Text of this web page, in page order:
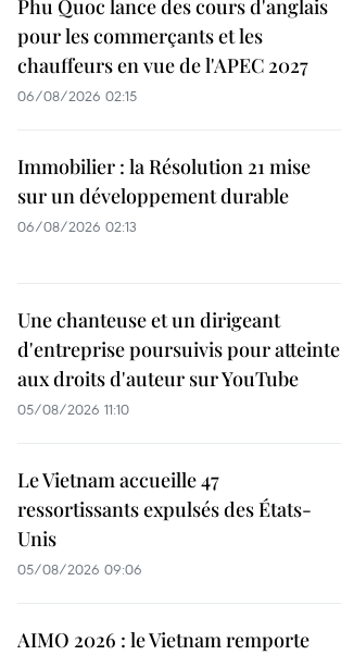
Phu Quoc lance des cours d'anglais
pour les commerçants et les
chauffeurs en vue de l'APEC 2027
06/08/2026 02:15
Immobilier : la Résolution 21 mise
sur un développement durable
06/08/2026 02:13
Une chanteuse et un dirigeant
d'entreprise poursuivis pour atteinte
aux droits d'auteur sur YouTube
05/08/2026 11:10
Le Vietnam accueille 47
ressortissants expulsés des États-
Unis
05/08/2026 09:06
AIMO 2026 : le Vietnam remporte